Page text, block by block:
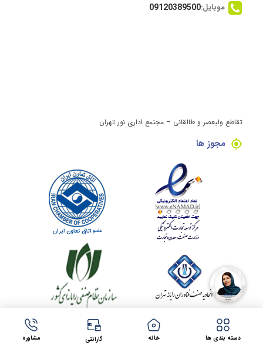
موبایل:09120389500
تقاطع ولیعصر و طالقانی – مجتمع اداری نور تهران
مجوز ها
کلیه حقوق این وبسایت برای مینی کامپیوتر محفوظ می باشد.
طراحی سایت در مشهد
شرکت فراتک دسته بندی ها خانه گارانتی مشاوره